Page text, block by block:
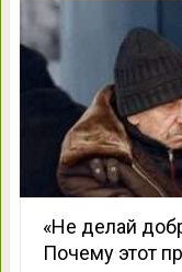
«Не делай
Почему этот